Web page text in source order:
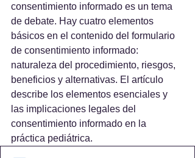
consentimiento informado es un tema
de debate. Hay cuatro elementos
básicos en el contenido del formulario
de consentimiento informado:
naturaleza del procedimiento, riesgos,
beneficios y alternativas. El artículo
describe los elementos esenciales y
las implicaciones legales del
consentimiento informado en la
práctica pediátrica.